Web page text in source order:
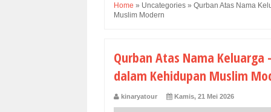
Home » Uncategories » Qurban Atas Nama
Muslim Modern
Qurban Atas Nama
dalam Kehidupan Muslim
kinaryatour Kamis, 21 Mei 2026